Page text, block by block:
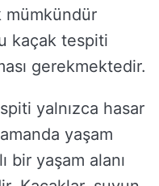
mümkündür
kaçak tespiti
gerekmektedir.
yalnızca hasar
yaşam
bir yaşam alanı